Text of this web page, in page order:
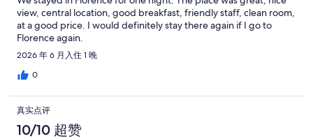
view, central location, good breakfast, friendly staff, clean room,
at a good price. I would definitely stay there again if I go to
Florence again.
2026 年 6 月入住 1 晚
0
真实点评
10/10 超赞